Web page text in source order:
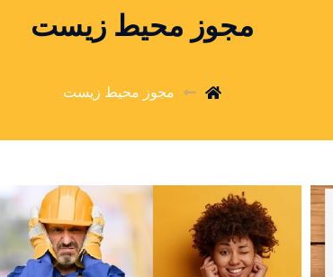
مجوز محیط زیست
مجوز محیط زیست